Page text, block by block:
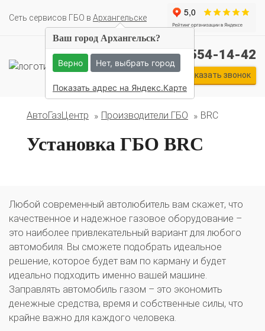
Cеть сервисов ГБО в Архангельске
Комплекты ГБО на иномарки:
BMW Ford Geely HAVAL Hyundai Infiniti
Lexus Mazda Mercedes Mitsubishi Nissan
Renault
Skoda Toyota Volkswagen
+7 (911) 554-14-42
Заказать звонок
АвтоГазЦентр Производители ГБО BRC
Установка ГБО BRC
Любой современный автолюбитель вам скажет, что
качественное и надежное газовое оборудование –
это наиболее привлекательный вариант для любого
автомобиля. Вы сможете подобрать идеальное
решение, которое будет вам по карману и будет
идеально подходить именно вашей машине.
Заправлять автомобиль газом – это экономить
денежные средства, время и собственные силы, что
крайне важно для каждого человека.
Ваш город Архангельск?
Верно Нет, выбрать город
Показать адрес на Яндекс.Карте